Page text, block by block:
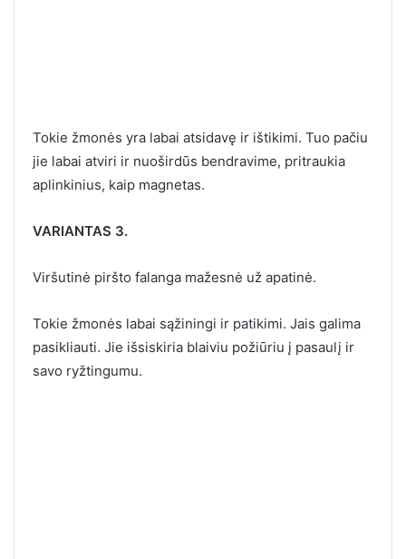
Tokie žmonės yra labai atsidavę ir ištikimi. Tuo pačiu
jie labai atviri ir nuoširdūs bendravime, pritraukia
aplinkinius, kaip magnetas.
VARIANTAS 3.
Viršutinė piršto falanga mažesnė už apatinė.
Tokie žmonės labai sąžiningi ir patikimi. Jais galima
pasikliauti. Jie išsiskiria blaiviu požiūriu į pasaulį ir
savo ryžtingumu.